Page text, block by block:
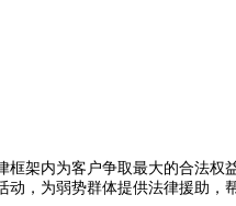
架内为客户争取最大的合法
，为弱势群体提供法律援助